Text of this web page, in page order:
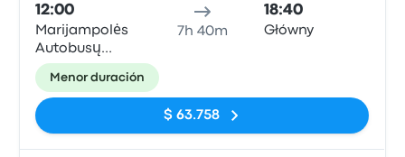
12:00
Marijampolės
Autobusų
Stotis
7h 40m
18:40
Główny
Menor duración
$ 63.758